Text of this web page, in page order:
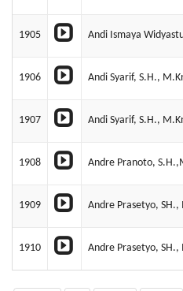
1905 Andi Ismaya
1906 Andi Syarif, S.H.,
1907 Andi Syarif, S.H.,
1908 Andre Pranoto,
1909 Andre Prasetyo, SH.,
1910 Andre Prasetyo, SH.,